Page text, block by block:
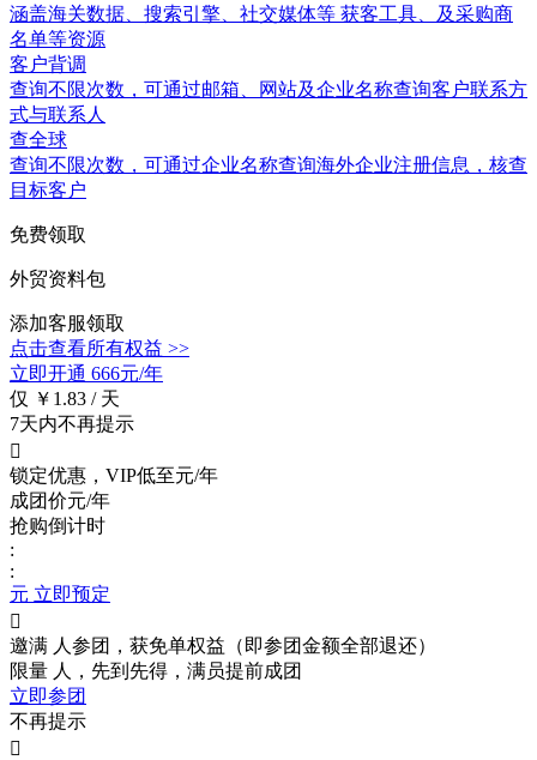
涵盖海关数据 、搜索引擎、社交媒体等 获客工具、及采购商
名单等资源
客户背调
查询不限次数 ，可通过邮箱、网站及企业名称查询客户联系方
式与联系人
查全球
查询不限次数 ，可通过企业名称查询海外企业注册信息，核查
目标客户
免费领取
外贸资料包
添加客服领取
点击查看所有权益 >>
立即开通 666元/年
仅 ￥1.83 / 天
7天内不再提示

锁定优惠，VIP低至元/年
成团价元/年
抢购倒计时
:
:
元 立即预定

邀满 人参团，获免单权益（即参团金额全部退还）
限量 人，先到先得，满员提前成团
立即参团
不再提示
